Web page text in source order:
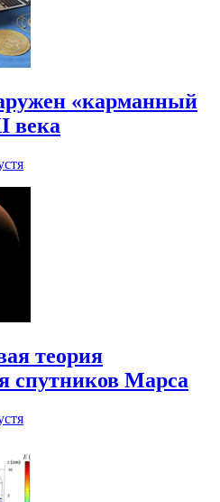
«карманный
века
теория
спутников Марса